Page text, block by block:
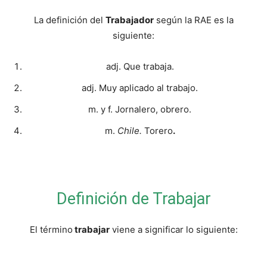
La definición del Trabajadorsegún la RAE es la
siguiente:
adj. Que trabaja.
adj. Muy aplicado al trabajo.
m. y f. Jornalero, obrero.
m. Chile. Torero.
Definición de Trabajar
El término trabajarviene a significar lo siguiente: